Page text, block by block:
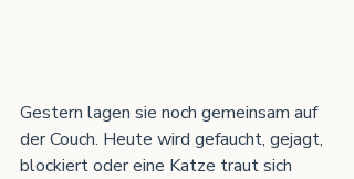
Gestern lagen sie noch gemeinsam auf
der Couch. Heute wird gefaucht, gejagt,
blockiert oder eine Katze traut sich